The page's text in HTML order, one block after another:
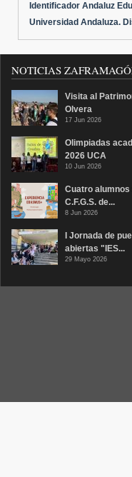
Identificador Andaluz
Universidad Andaluza.
NOTICIAS
Visita al
Olvera
17 Jun 2026
Olimpiadas
2026 UCA
10 Jun 2026
Cuatro alumnos
C.F.G.S. de...
8 Jun 2026
I Jornada de
abiertas "IES...
29 Mayo 2026